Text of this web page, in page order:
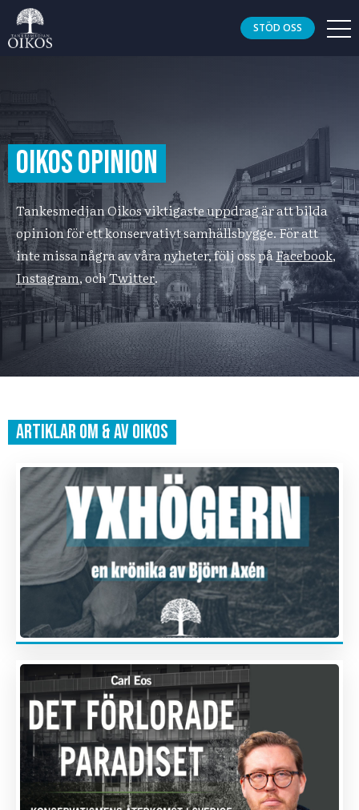
STÖD OSS
OIKOS OPINION
Tankesmedjan Oikos viktigaste uppdrag är att bilda
opinion för ett konservativt samhällsbygge. För att
inte missa några av våra nyheter, följ oss påFacebook,
Instagram, ochTwitter.
ARTIKLAR OM & AV OIKOS